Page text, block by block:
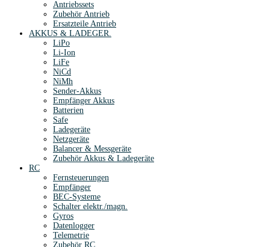
Antriebssets
Zubehör Antrieb
Ersatzteile Antrieb
AKKUS & LADEGER.
LiPo
Li-Ion
LiFe
NiCd
NiMh
Sender-Akkus
Empfänger Akkus
Batterien
Safe
Ladegeräte
Netzgeräte
Balancer & Messgeräte
Zubehör Akkus & Ladegeräte
RC
Fernsteuerungen
Empfänger
BEC-Systeme
Schalter elektr./magn.
Gyros
Datenlogger
Telemetrie
Zubehör RC